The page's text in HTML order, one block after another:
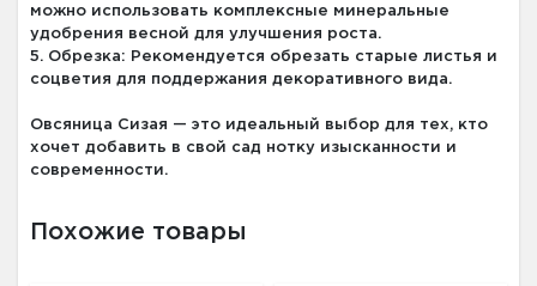
можно использовать комплексные минеральные
удобрения весной для улучшения роста.
5. Обрезка: Рекомендуется обрезать старые листья и
соцветия для поддержания декоративного вида.
Овсяница Сизая — это идеальный выбор для тех, кто
хочет добавить в свой сад нотку изысканности и
современности.
Похожие товары